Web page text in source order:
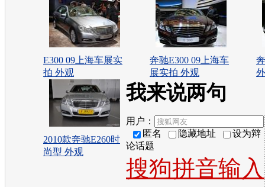
E300 09上海车展实
拍 外观
奔驰E300 09上海车
展实拍 外观
2010款奔驰E260时
尚型 外观
我来说两句
用户：
匿名
隐藏地址
设为辩
论话题
搜狗拼音输入